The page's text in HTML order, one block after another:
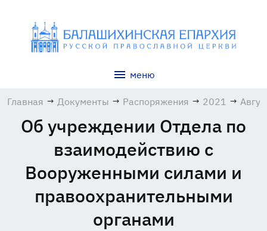
меню
Главная → Документы → Распоряжения → 2021 →
Об учреждении Отдела по
взаимодействию с
Вооруженными силами и
правоохранительными
органами